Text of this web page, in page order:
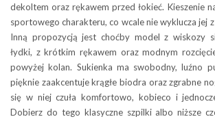
dekoltem oraz rękawem przed łokieć. Kieszenie
sportowego charakteru, co wcale nie wyklucza jej
Inną propozycją jest choćby model z wiskozy
łydki, z krótkim rękawem oraz modnym
powyżej kolan. Sukienka ma swobodny, luźno
pięknie zaakcentuje krągłe biodra oraz zgrabne
się w niej czuła komfortowo, kobieco i
Dobierz do tego klasyczne szpilki albo niższe